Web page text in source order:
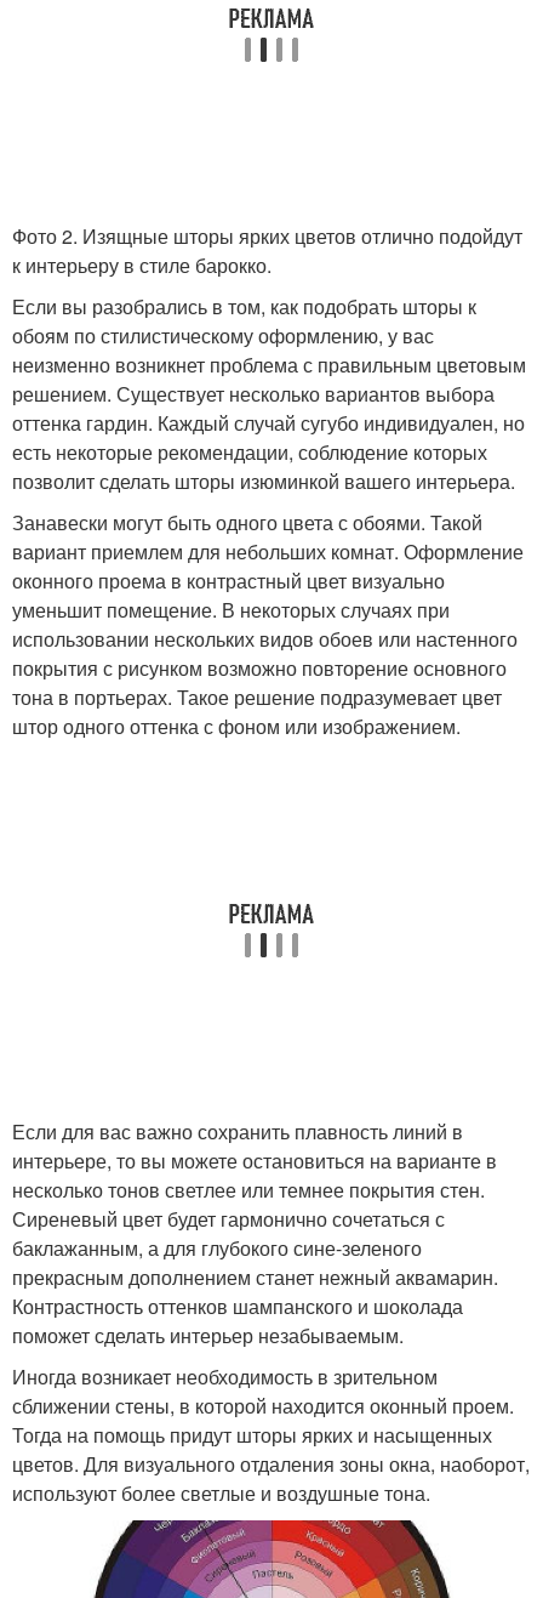
Фото 2. Изящные шторы ярких цветов отлично подойдут
к интерьеру в стиле барокко.
Если вы разобрались в том, как подобрать шторы к
обоям по стилистическому оформлению, у вас
неизменно возникнет проблема с правильным цветовым
решением. Существует несколько вариантов выбора
оттенка гардин. Каждый случай сугубо индивидуален, но
есть некоторые рекомендации, соблюдение которых
позволит сделать шторы изюминкой вашего интерьера.
Занавески могут быть одного цвета с обоями. Такой
вариант приемлем для небольших комнат. Оформление
оконного проема в контрастный цвет визуально
уменьшит помещение. В некоторых случаях при
использовании нескольких видов обоев или настенного
покрытия с рисунком возможно повторение основного
тона в портьерах. Такое решение подразумевает цвет
штор одного оттенка с фоном или изображением.
Если для вас важно сохранить плавность линий в
интерьере, то вы можете остановиться на варианте в
несколько тонов светлее или темнее покрытия стен.
Сиреневый цвет будет гармонично сочетаться с
баклажанным, а для глубокого сине-зеленого
прекрасным дополнением станет нежный аквамарин.
Контрастность оттенков шампанского и шоколада
поможет сделать интерьер незабываемым.
Иногда возникает необходимость в зрительном
сближении стены, в которой находится оконный проем.
Тогда на помощь придут шторы ярких и насыщенных
цветов. Для визуального отдаления зоны окна, наоборот,
используют более светлые и воздушные тона.